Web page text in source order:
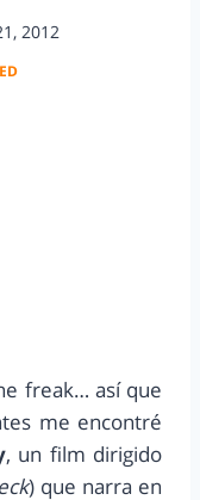
2012
freak… así que
me encontré
, un film dirigido
) que narra en